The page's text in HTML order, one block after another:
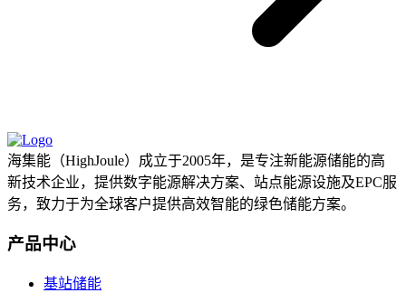
海集能（HighJoule）成立于2005年，是专注新能源储能的高
新技术企业，提供数字能源解决方案、站点能源设施及EPC服
务，致力于为全球客户提供高效智能的绿色储能方案。
产品中心
基站储能